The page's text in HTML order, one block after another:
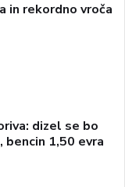
in rekordno vroča
dizel se bo
1,50 evra